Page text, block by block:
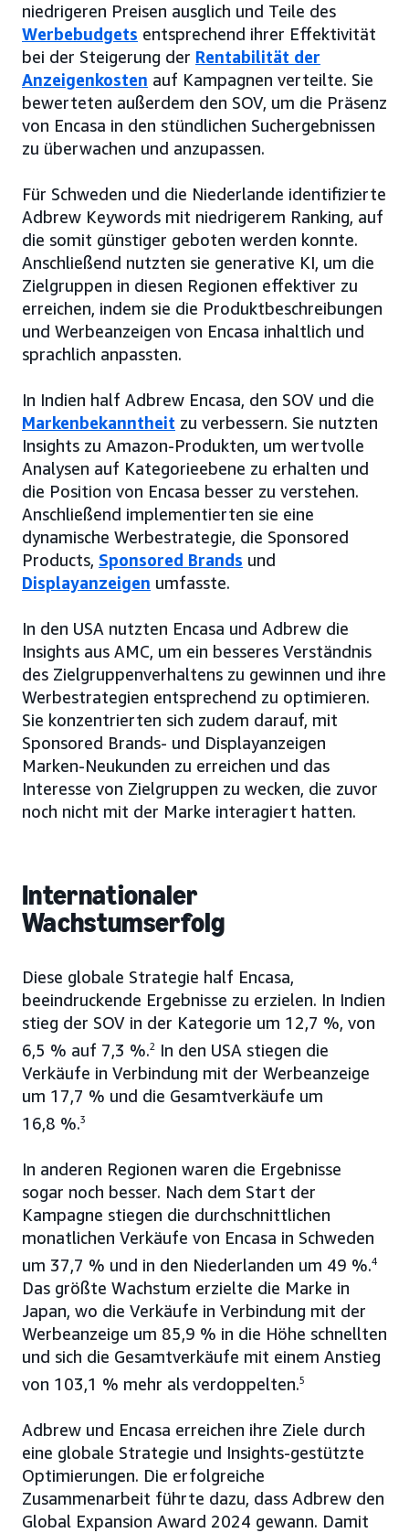
niedrigeren Preisen ausglich und Teile des
Werbebudgets entsprechend ihrer Effektivität
bei der Steigerung der Rentabilität der
Anzeigenkosten auf Kampagnen verteilte. Sie
bewerteten außerdem den SOV, um die Präsenz
von Encasa in den stündlichen Suchergebnissen
zu überwachen und anzupassen.
Für Schweden und die Niederlande identifizierte
Adbrew Keywords mit niedrigerem Ranking, auf
die somit günstiger geboten werden konnte.
Anschließend nutzten sie generative KI, um die
Zielgruppen in diesen Regionen effektiver zu
erreichen, indem sie die Produktbeschreibungen
und Werbeanzeigen von Encasa inhaltlich und
sprachlich anpassten.
In Indien half Adbrew Encasa, den SOV und die
Markenbekanntheit zu verbessern. Sie nutzten
Insights zu Amazon-Produkten, um wertvolle
Analysen auf Kategorieebene zu erhalten und
die Position von Encasa besser zu verstehen.
Anschließend implementierten sie eine
dynamische Werbestrategie, die Sponsored
Products, Sponsored Brands und
Displayanzeigen umfasste.
In den USA nutzten Encasa und Adbrew die
Insights aus AMC, um ein besseres Verständnis
des Zielgruppenverhaltens zu gewinnen und ihre
Werbestrategien entsprechend zu optimieren.
Sie konzentrierten sich zudem darauf, mit
Sponsored Brands- und Displayanzeigen
Marken-Neukunden zu erreichen und das
Interesse von Zielgruppen zu wecken, die zuvor
noch nicht mit der Marke interagiert hatten.
Internationaler
Wachstumserfolg
Diese globale Strategie half Encasa,
beeindruckende Ergebnisse zu erzielen. In Indien
stieg der SOV in der Kategorie um 12,7 %, von
6,5 % auf 7,3 %.2
In den USA stiegen die
Verkäufe in Verbindung mit der Werbeanzeige
um 17,7 % und die Gesamtverkäufe um
16,8 %.3
In anderen Regionen waren die Ergebnisse
sogar noch besser. Nach dem Start der
Kampagne stiegen die durchschnittlichen
monatlichen Verkäufe von Encasa in Schweden
um 37,7 % und in den Niederlanden um 49 %.4
Das größte Wachstum erzielte die Marke in
Japan, wo die Verkäufe in Verbindung mit der
Werbeanzeige um 85,9 % in die Höhe schnellten
und sich die Gesamtverkäufe mit einem Anstieg
von 103,1 % mehr als verdoppelten.5
Adbrew und Encasa erreichen ihre Ziele durch
eine globale Strategie und Insights-gestützte
Optimierungen. Die erfolgreiche
Zusammenarbeit führte dazu, dass Adbrew den
Global Expansion Award 2024 gewann. Damit